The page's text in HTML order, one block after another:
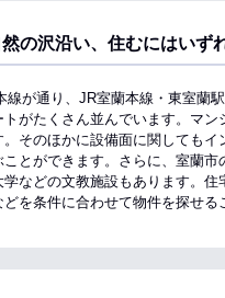
の沢沿い、住むにはいず
線が通り、JR室蘭本線・東室蘭
がたくさん並んでいます。マ
そのほかに設備面に関しても
とができます。さらに、室蘭
などの文教施設もあります。
を条件に合わせて物件を探せる